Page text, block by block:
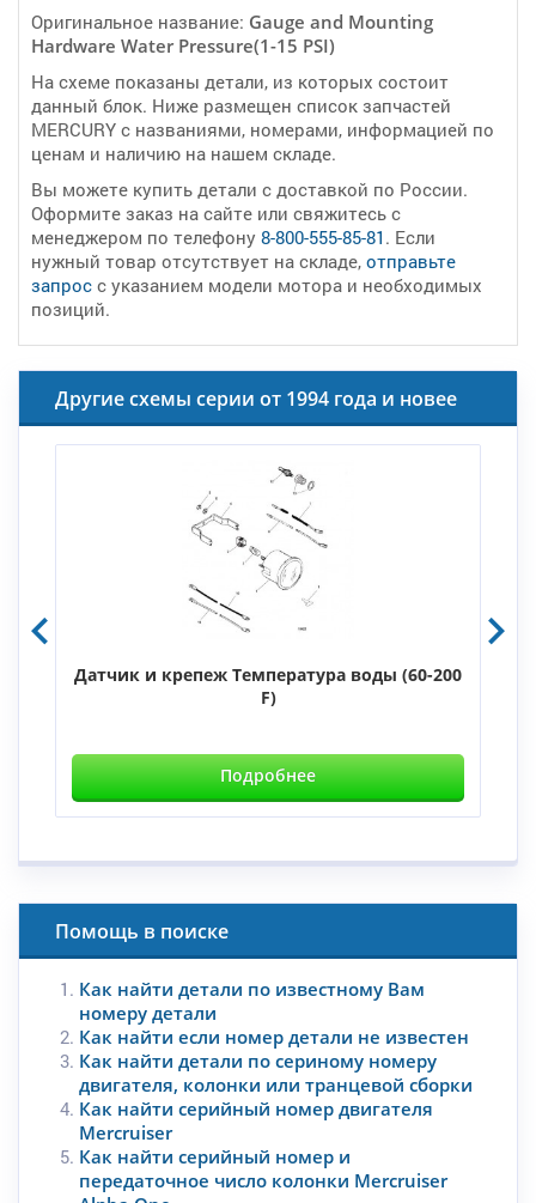
Оригинальное название: Gauge and Mounting
Hardware Water Pressure(1-15 PSI)
На схеме показаны детали, из которых состоит
данный блок. Ниже размещен список запчастей
MERCURY с названиями, номерами, информацией по
ценам и наличию на нашем складе.
Вы можете купить детали с доставкой по России.
Оформите заказ на сайте или свяжитесь с
менеджером по телефону 8-800-555-85-81 . Если
нужный товар отсутствует на складе, отправьте
запрос с указанием модели мотора и необходимых
позиций.
Другие схемы серии от 1994 года и новее
Датчик и крепеж Температура воды (60-200
F)
Подробнее
Помощь в поиске
Как найти детали по известному Вам
номеру детали
Как найти если номер детали не известен
Как найти детали по сериному номеру
двигателя, колонки или транцевой сборки
Как найти серийный номер двигателя
Mercruiser
Как найти серийный номер и
передаточное число колонки Mercruiser